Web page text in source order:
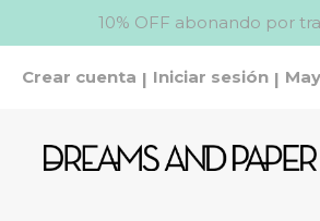
10% OFF abonando por
Crear cuenta | Iniciar sesión |